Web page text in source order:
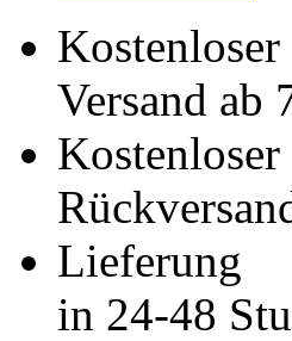
Kostenloser
Versand ab
Kostenloser
Lieferung
in 24-48